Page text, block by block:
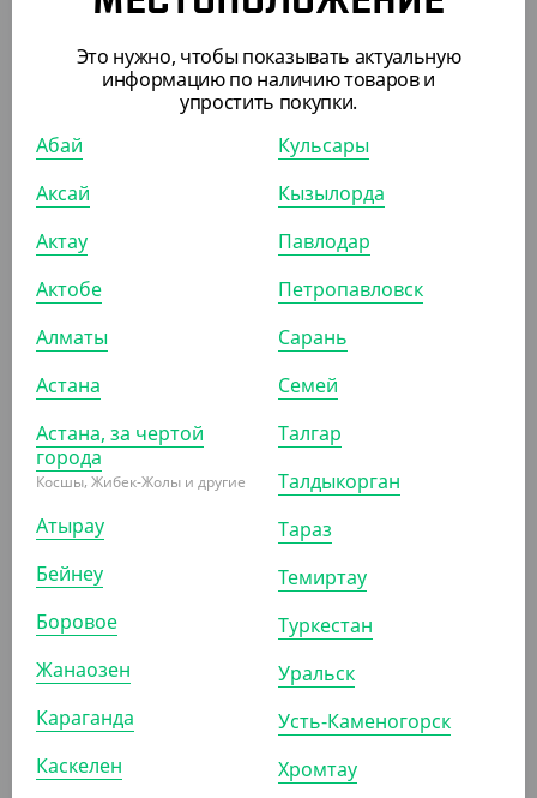
26 935
(538.70
Алюм. контейнер Lamina C525-D2 526*327*80 мм.,9700
мл.
ПОХОЖИЕ ТОВАРЫ
АРТ. 291092
(223.60₸/ШТ)
Форма алюминиевая "Кастрюля" с крышкой Y252,
2300 мл, 252*160*98 мм, Lamina
УП (75) КОР (150)
Это нужно, чтобы показывать актуальную
информацию по наличию товаров и
упростить покупки.
Абай
Аксай
Актау
Актобе
Алматы
Астана
Астана, за чертой
города
Косшы, Жибек-Жолы и другие
Атырау
Бейнеу
Боровое
Жанаозен
Караганда
Каскелен
Кульсары
Кызылорда
Павлодар
Петропавловск
Сарань
Семей
Талгар
Талдыкорган
Тараз
Темиртау
Туркестан
Уральск
Усть-Каменогорск
Хромтау